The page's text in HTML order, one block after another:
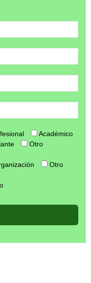
Académico
Otro
Otro